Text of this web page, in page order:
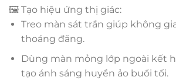
🖼 Tạo hiệu ứng thị giác:
Treo màn sát trần giúp không
thoáng đãng.
Dùng màn mỏng lớp ngoài kết
tạo ánh sáng huyền ảo buổi tối.